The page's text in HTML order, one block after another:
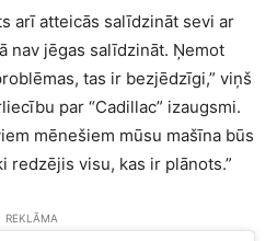
arī atteicās salīdzināt sevi ar
nav jēgas salīdzināt. Ņemot
tas ir bezjēdzīgi,” viņš
par “Cadillac” izaugsmi.
mēnešiem mūsu mašīna būs
redzējis visu, kas ir plānots.”
REKLĀMA